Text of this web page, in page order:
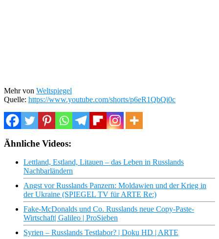
Mehr von Weltspiegel
Quelle: https://www.youtube.com/shorts/p6eR1QbQi0c
Ähnliche Videos:
Lettland, Estland, Litauen – das Leben in Russlands
Nachbarländern
Angst vor Russlands Panzern: Moldawien und der Krieg in
der Ukraine (SPIEGEL TV für ARTE Re:)
Fake-McDonalds und Co. Russlands neue Copy-Paste-
Wirtschaft| Galileo | ProSieben
Syrien – Russlands Testlabor? | Doku HD | ARTE